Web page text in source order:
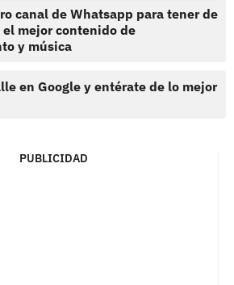
canal de Whatsapp para tener de
mejor contenido de
y música
en Google y entérate de lo mejor
PUBLICIDAD